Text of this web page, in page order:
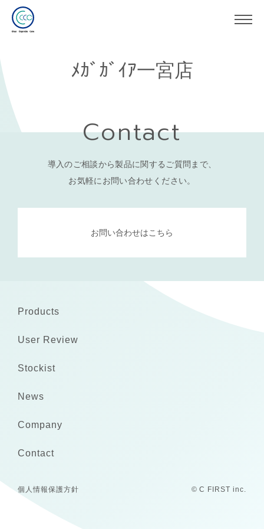
ﾒｶﾞｶﾞｲｱ一宮店
Contact
導入のご相談から製品に関するご質問まで、
お気軽にお問い合わせください。
お問い合わせはこちら
Products
User Review
Stockist
News
Company
Contact
個人情報保護方針 © C FIRST inc.